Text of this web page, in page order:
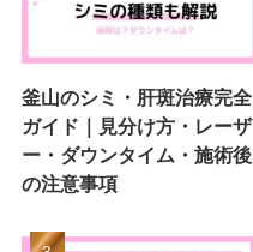
釜山のシミ・肝斑治療完全
ガイド｜見分け方・レーザ
ー・ダウンタイム・施術後
の注意事項